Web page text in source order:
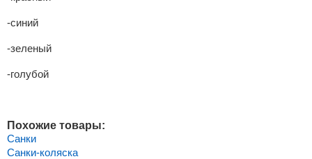
-синий
-зеленый
-голубой
Похожие товары:
Санки
Санки-коляска